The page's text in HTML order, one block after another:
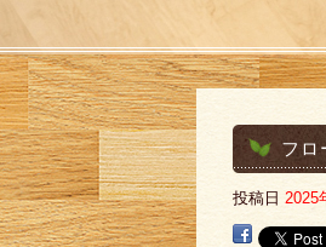
フロ
投稿日 2025